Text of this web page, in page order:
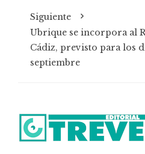
Siguiente
Ubrique se incorpora al
Cádiz, previsto para los
septiembre